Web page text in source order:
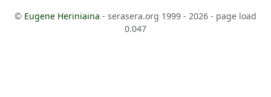
© Eugene Heriniaina - serasera.org 1999 - 2026 - page load
0.047